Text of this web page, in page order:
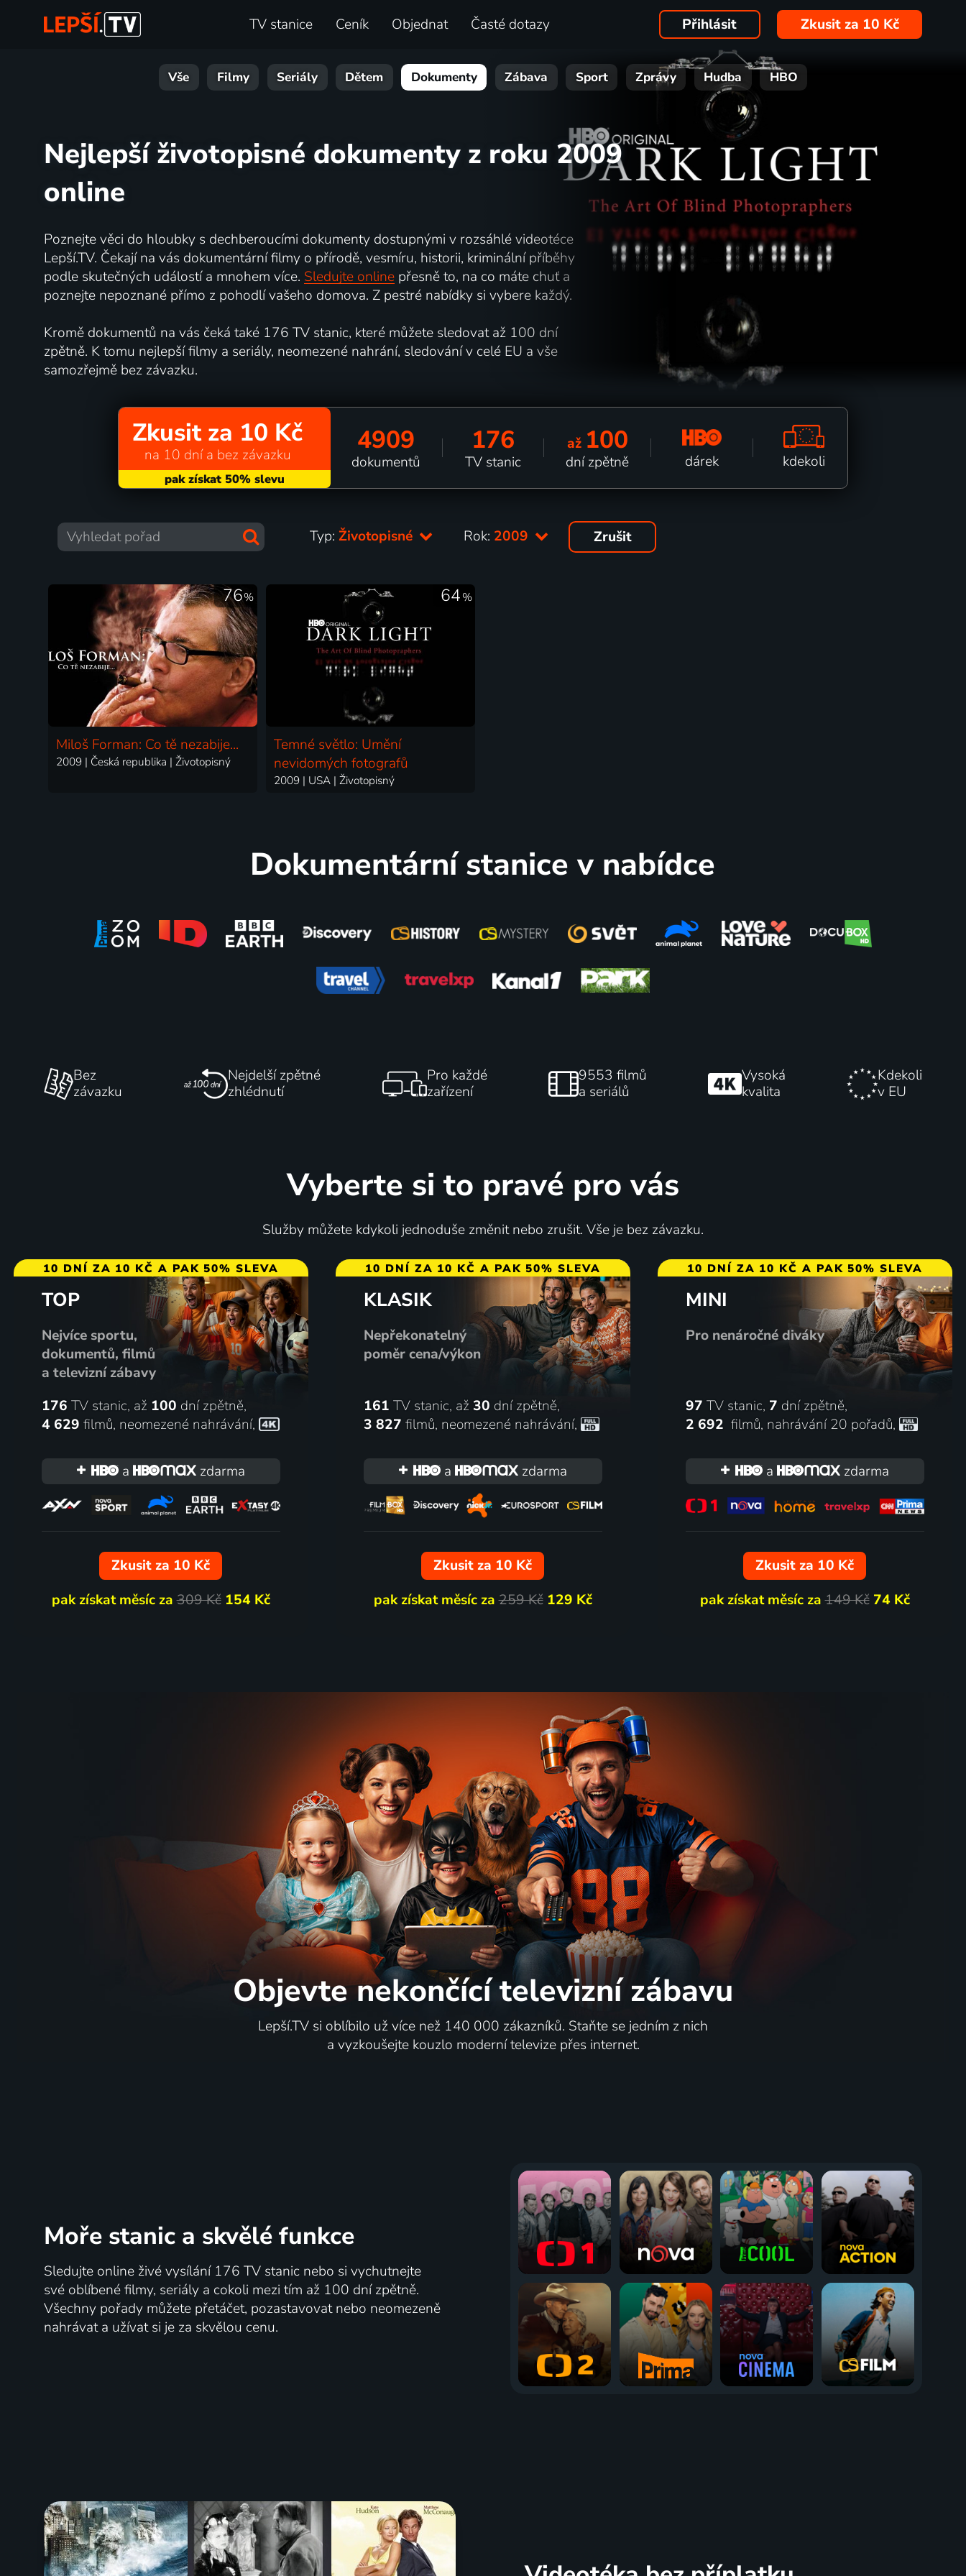
TV stanice Ceník Objednat Časté dotazy Přihlásit Zkusit za 10 Kč
Vše Filmy Seriály Dětem Dokumenty Zábava Sport Zprávy Hudba HBO
Nejlepší životopisné dokumenty z roku 2009
online
Poznejte věci do hloubky s dechberoucími dokumenty dostupnými v rozsáhlé videotéce
Lepší.TV. Čekají na vás dokumentární filmy o přírodě, vesmíru, historii, kriminální příběhy
podle skutečných událostí a mnohem více. Sledujte onlinepřesně to, na co máte chuť a
poznejte nepoznané přímo z pohodlí vašeho domova. Z pestré nabídky si vybere každý.
Kromě dokumentů na vás čeká také 176 TV stanic, které můžete sledovat až 100 dní
zpětně. K tomu nejlepší filmy a seriály, neomezené nahrání, sledování v celé EU a vše
samozřejmě bez závazku.
Zkusit za 10 Kč
na 10 dní a bez závazku 4909
dokumentů
176
TV stanic
až 100
dní zpětně dárek kdekoli
Typ: Životopisné Rok: 2009 Zrušit
76%
Miloš Forman: Co tě nezabije...
2009 | Česká republika | Životopisný
64%
Temné světlo: Umění
nevidomých fotografů
2009 | USA | Životopisný
Dokumentární stanice v nabídce
Bez
závazku
Nejdelší zpětné
zhlédnutí
Pro každé
zařízení
9553 filmů
a seriálů
Vysoká
kvalita
Kdekoli
v EU
Vyberte si to pravé pro vás
Služby můžete kdykoli jednoduše změnit nebo zrušit. Vše je bez závazku.
10 DNÍ ZA 10 KČ A PAK 50% SLEVA
TOP
Nejvíce sportu,
dokumentů, filmů
a televizní zábavy
176 TV stanic, až 100 dní zpětně,
4 629 filmů, neomezené nahrávání,
a zdarma
Zkusit za 10 Kč
pak získat měsíc za309 Kč 154 Kč
10 DNÍ ZA 10 KČ A PAK 50% SLEVA
KLASIK
Nepřekonatelný
poměr cena/výkon
161 TV stanic, až 30 dní zpětně,
3 827 filmů, neomezené nahrávání,
a zdarma
Zkusit za 10 Kč
pak získat měsíc za259 Kč 129 Kč
10 DNÍ ZA 10 KČ A PAK 50% SLEVA
MINI
Pro nenáročné diváky
97 TV stanic, 7 dní zpětně,
2 692 filmů, nahrávání 20 pořadů,
a zdarma
Zkusit za 10 Kč
pak získat měsíc za149 Kč 74 Kč
Objevte nekončící televizní zábavu
Lepší.TV si oblíbilo už více než 140 000 zákazníků. Staňte se jedním z nich
a vyzkoušejte kouzlo moderní televize přes internet.
Moře stanic a skvělé funkce
Sledujte online živé vysílání 176 TV stanic nebo si vychutnejte
své oblíbené filmy, seriály a cokoli mezi tím až 100 dní zpětně.
Všechny pořady můžete přetáčet, pozastavovat nebo neomezeně
nahrávat a užívat si je za skvělou cenu.